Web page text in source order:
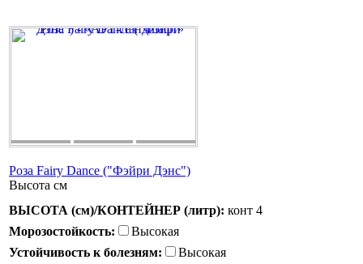
Роза Fairy Dance ("Фэйри Дэнс")
Высота см
ВЫСОТА (см)/КОНТЕЙНЕР (литр): конт 4
Морозостойкость:
Высокая
Устойчивость к болезням:
Высокая